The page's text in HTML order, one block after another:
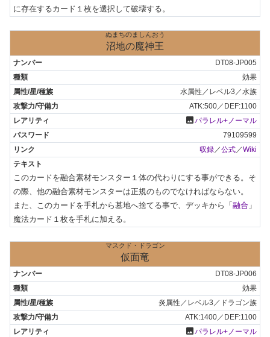
に存在するカード１枚を選択して破壊する。
ぬまちのましんおう
沼地の魔神王
DT08-JP005
効果
水属性／レベル3／水族
ATK:500／DEF:1100
photoパラレル+ノーマル
79109599
収録／公式／Wiki
このカードを融合素材モンスター１体の代わりにする事ができる。そ
の際、他の融合素材モンスターは正規のものでなければならない。
また、このカードを手札から墓地へ捨てる事で、デッキから「 融合 」
魔法カード１枚を手札に加える。
マスクド・ドラゴン
仮面竜
DT08-JP006
効果
炎属性／レベル3／ドラゴン族
ATK:1400／DEF:1100
photoパラレル+ノーマル